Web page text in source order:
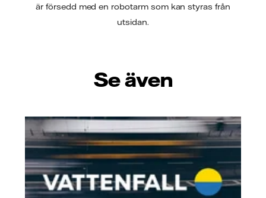
är försedd med en robotarm som kan styras från
utsidan.
Se även